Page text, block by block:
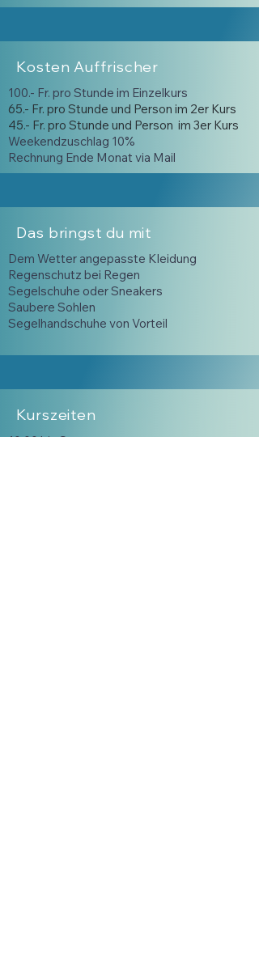
Kosten Auffrischer
100.- Fr. pro Stunde im Einzelkurs
65.- Fr. pro Stunde und Person im 2er Kurs
45.- Fr. pro Stunde und Person im 3er Kurs
Weekendzuschlag 10%
Rechnung Ende Monat via Mail
Das bringst du mit
Dem Wetter angepasste Kleidung
Regenschutz bei Regen
Segelschuhe oder Sneakers
Saubere Sohlen
Segelhandschuhe von Vorteil
Kurszeiten
10:00 bis Sonnenuntergang